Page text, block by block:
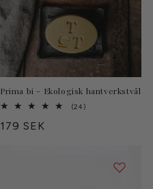
Prima bi - Ekologisk hantverkstvål
(24)24
Ordinarie
179 SEK